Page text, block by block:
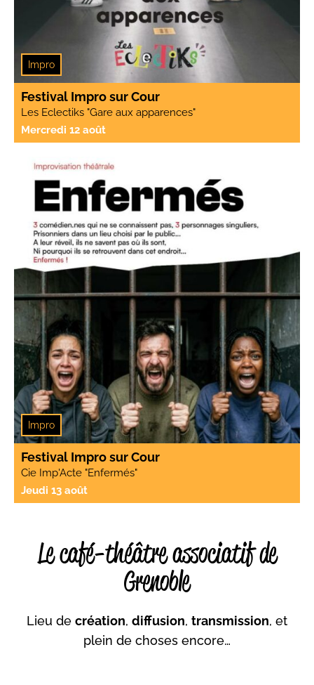
Impro
Festival Impro sur Cour
Les Eclectiks "Gare aux apparences"
Mercredi 12 août
Impro
Festival Impro sur Cour
Cie Imp'Acte "Enfermés"
Jeudi 13 août
Le café-théâtre associatif de
Grenoble
Lieu de création, diffusion, transmission, et
plein de choses encore…